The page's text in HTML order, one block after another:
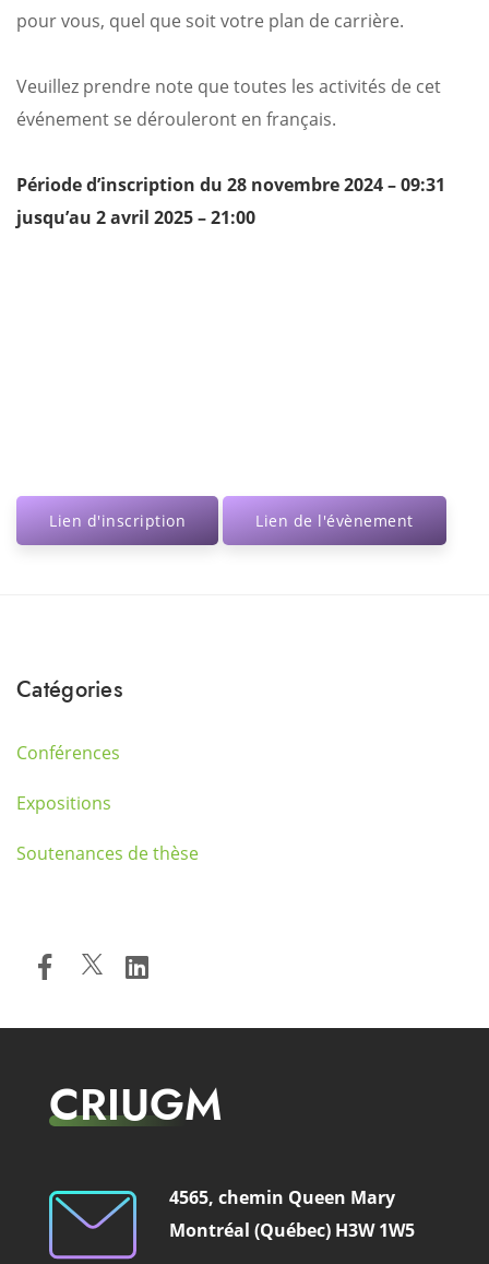
pour vous, quel que soit votre plan de carrière.
Veuillez prendre note que toutes les activités de cet
événement se dérouleront en français.
Période d’inscription du 28 novembre 2024 – 09:31
jusqu’au 2 avril 2025 – 21:00
Lien d'inscription Lien de l'évènement
Catégories
Conférences
Expositions
Soutenances de thèse
CRIUGM
4565, chemin Queen Mary
Montréal (Québec) H3W 1W5